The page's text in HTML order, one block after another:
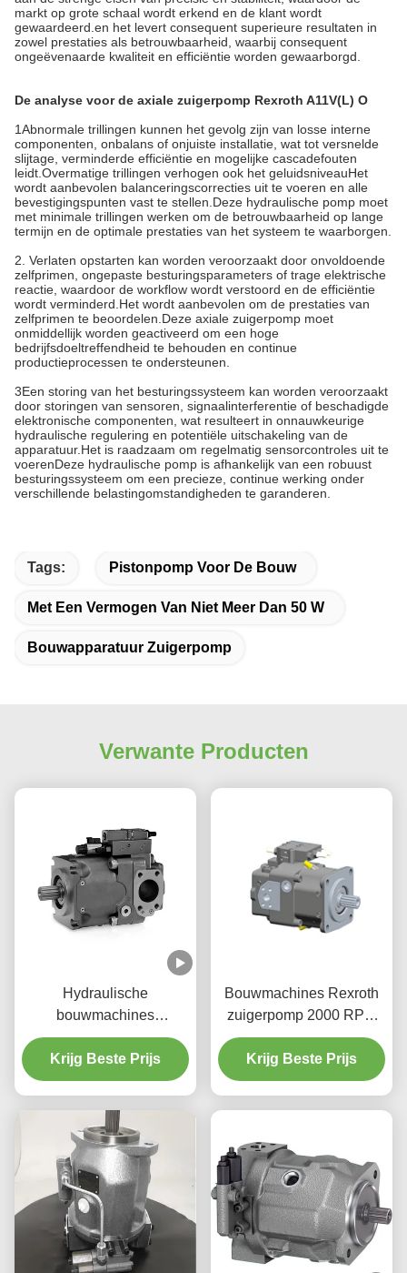
markt op grote schaal wordt erkend en de klant wordt
gewaardeerd.en het levert consequent superieure resultaten in
zowel prestaties als betrouwbaarheid, waarbij consequent
ongeëvenaarde kwaliteit en efficiëntie worden gewaarborgd.
De analyse voor de axiale zuigerpomp Rexroth A11V(L) O
1Abnormale trillingen kunnen het gevolg zijn van losse interne
componenten, onbalans of onjuiste installatie, wat tot versnelde
slijtage, verminderde efficiëntie en mogelijke cascadefouten
leidt.Overmatige trillingen verhogen ook het geluidsniveauHet
wordt aanbevolen balanceringscorrecties uit te voeren en alle
bevestigingspunten vast te stellen.Deze hydraulische pomp moet
met minimale trillingen werken om de betrouwbaarheid op lange
termijn en de optimale prestaties van het systeem te waarborgen.
2. Verlaten opstarten kan worden veroorzaakt door onvoldoende
zelfprimen, ongepaste besturingsparameters of trage elektrische
reactie, waardoor de workflow wordt verstoord en de efficiëntie
wordt verminderd.Het wordt aanbevolen om de prestaties van
zelfprimen te beoordelen.Deze axiale zuigerpomp moet
onmiddellijk worden geactiveerd om een hoge
bedrijfsdoeltreffendheid te behouden en continue
productieprocessen te ondersteunen.
3Een storing van het besturingssysteem kan worden veroorzaakt
door storingen van sensoren, signaalinterferentie of beschadigde
elektronische componenten, wat resulteert in onnauwkeurige
hydraulische regulering en potentiële uitschakeling van de
apparatuur.Het is raadzaam om regelmatig sensorcontroles uit te
voerenDeze hydraulische pomp is afhankelijk van een robuust
besturingssysteem om een precieze, continue werking onder
verschillende belastingomstandigheden te garanderen.
Tags: Pistonpomp Voor De Bouw
Met Een Vermogen Van Niet Meer Dan 50 W
Bouwapparatuur Zuigerpomp
Verwante Producten
Hydraulische
bouwmachines
zuigerpomp 350 bar
variabele axiale
zuigerpomp
Krijg Beste Prijs
Bouwmachines Rexroth
zuigerpomp 2000 RPM
Zware hydraulische
apparatuur
Krijg Beste Prijs